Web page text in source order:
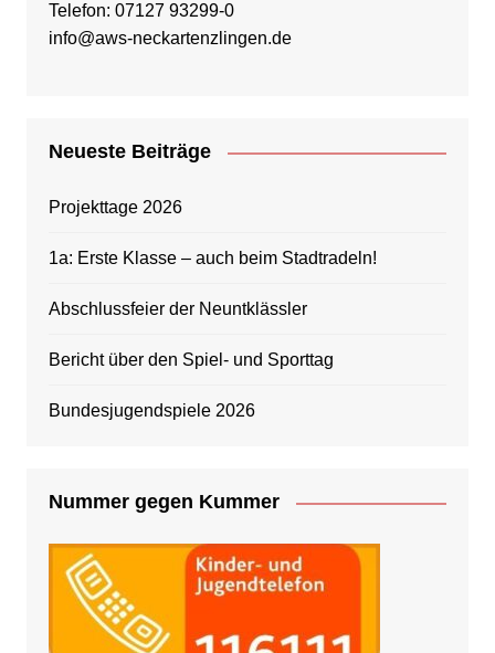
Telefon: 07127 93299-0
info@aws-neckartenzlingen.de
Neueste Beiträge
Projekttage 2026
1a: Erste Klasse – auch beim Stadtradeln!
Abschlussfeier der Neuntklässler
Bericht über den Spiel- und Sporttag
Bundesjugendspiele 2026
Nummer gegen Kummer